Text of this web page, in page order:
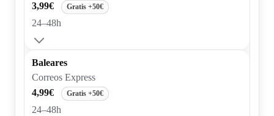
3,99€
Gratis +50€
24–48h
Baleares
Correos Express
4,99€
Gratis +50€
24–48h